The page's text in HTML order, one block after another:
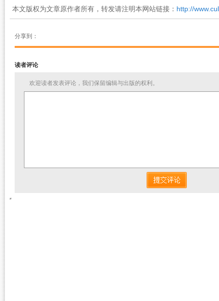
本文版权为文章原作者所有，转发请注明本网站链接： http://
分享到：